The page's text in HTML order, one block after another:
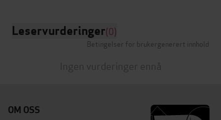
Leservurderinger(0)
Betingelser for brukergenerert innhold
Ingen vurderinger ennå
OM OSS